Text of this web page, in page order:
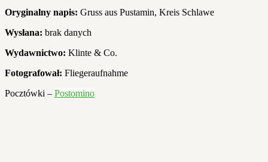
Oryginalny napis: Gruss aus Pustamin, Kreis Schlawe
Wysłana: brak danych
Wydawnictwo: Klinte & Co.
Fotografował: Fliegeraufnahme
Pocztówki – Postomino